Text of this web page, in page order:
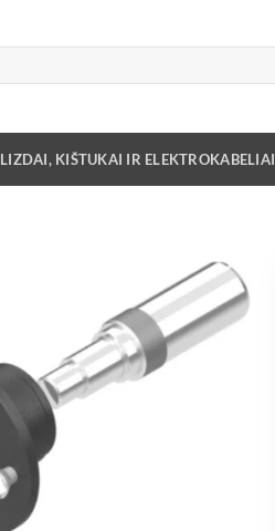
LIZDAI, KIŠTUKAI IR ELEKTROKABELIAI
Add to
wishlist